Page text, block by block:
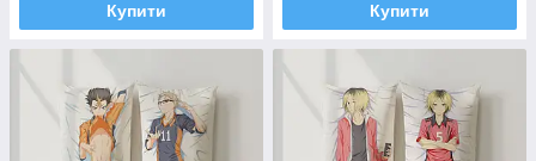
Купити Купити